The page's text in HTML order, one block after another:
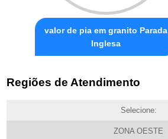
valor de pia em granito Parada
Inglesa
Regiões de Atendimento
Selecione:
ZONA OESTE